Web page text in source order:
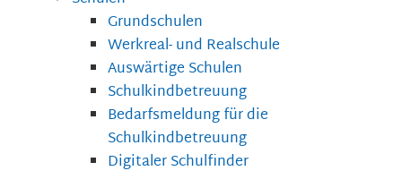
Grundschulen
Werkreal- und Realschule
Auswärtige Schulen
Schulkindbetreuung
Bedarfsmeldung für die
Schulkindbetreuung
Digitaler Schulfinder